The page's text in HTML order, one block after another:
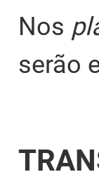
Nos
serão